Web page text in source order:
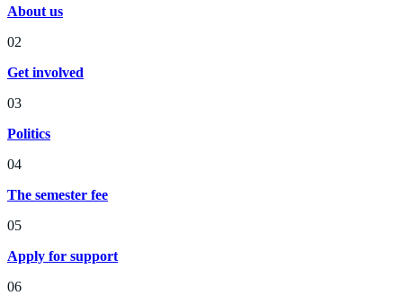
About us
02
Get involved
03
Politics
04
The semester fee
05
Apply for support
06